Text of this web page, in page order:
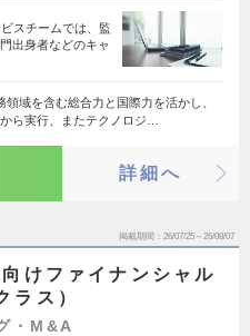
スチームでは、監
出身者などのキャ
域を含む総合力と国際力を活かし、
ら実行、またテクノロジ…
詳細へ
掲載期間 26/07/25～26/08/07
けファイナンシャル
ラス）
・M&A